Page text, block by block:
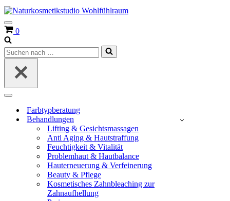
Navigationsmenü
Warenkorb
0
Suchen
nach …
Navigationsmenü
Farbtypberatung
Behandlungen
Lifting & Gesichtsmassagen
Anti Aging & Hautstraffung
Feuchtigkeit & Vitalität
Problemhaut & Hautbalance
Hauterneuerung & Verfeinerung
Beauty & Pflege
Kosmetisches Zahnbleaching zur
Zahnaufhellung